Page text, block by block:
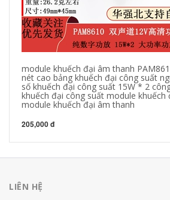
module khuếch đại âm thanh
nét cao bảng khuếch đại công suất
số khuếch đại công suất 15W * 2
khuếch đại công suất module khuếch
module khuếch đại âm thanh
205,000 đ
LIÊN HỆ